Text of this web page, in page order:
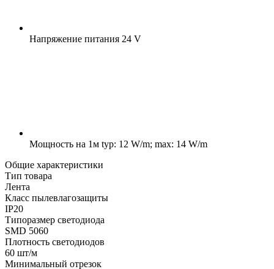
Напряжение питания 24 V
Мощность на 1м typ: 12 W/m; max: 14 W/m
Общие характеристики
Тип товара
Лента
Класс пылевлагозащиты
IP20
Типоразмер светодиода
SMD 5060
Плотность светодиодов
60 шт/м
Минимальный отрезок